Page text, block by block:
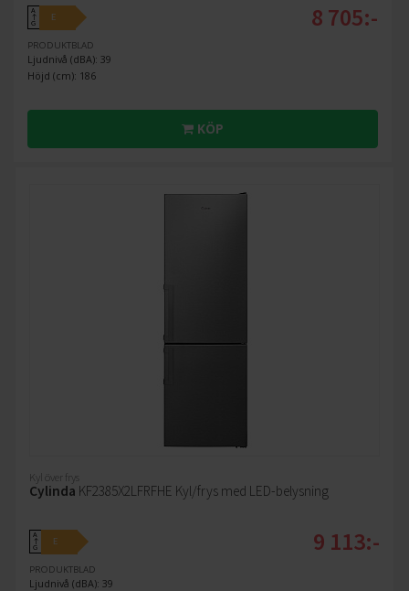
A
↑
G
E
PRODUKTBLAD
Ljudnivå (dBA): 39
Höjd (cm): 186
8 705:-
KÖP
Kyl över frys
Cylinda KF2385X2LFRFHE Kyl/frys med LED-belysning
A
↑
G
E
PRODUKTBLAD
Ljudnivå (dBA): 39
9 113:-